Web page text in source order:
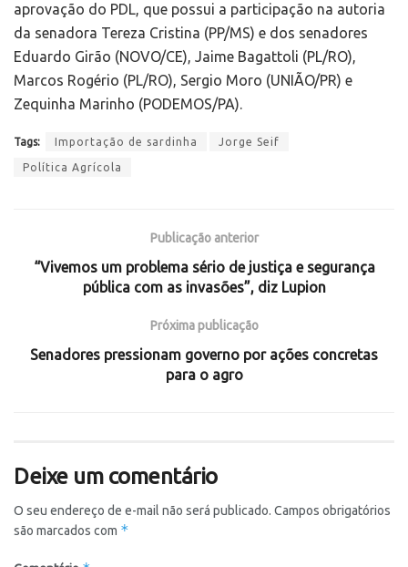
aprovação do PDL, que possui a participação na autoria
da senadora Tereza Cristina (PP/MS) e dos senadores
Eduardo Girão (NOVO/CE), Jaime Bagattoli (PL/RO),
Marcos Rogério (PL/RO), Sergio Moro (UNIÃO/PR) e
Zequinha Marinho (PODEMOS/PA).
Tags: Importação de sardinha Jorge Seif
Política Agrícola
Publicação anterior
“Vivemos um problema sério de justiça e segurança
pública com as invasões”, diz Lupion
Próxima publicação
Senadores pressionam governo por ações concretas
para o agro
Deixe um comentário
O seu endereço de e-mail não será publicado. Campos obrigatórios
são marcados com *